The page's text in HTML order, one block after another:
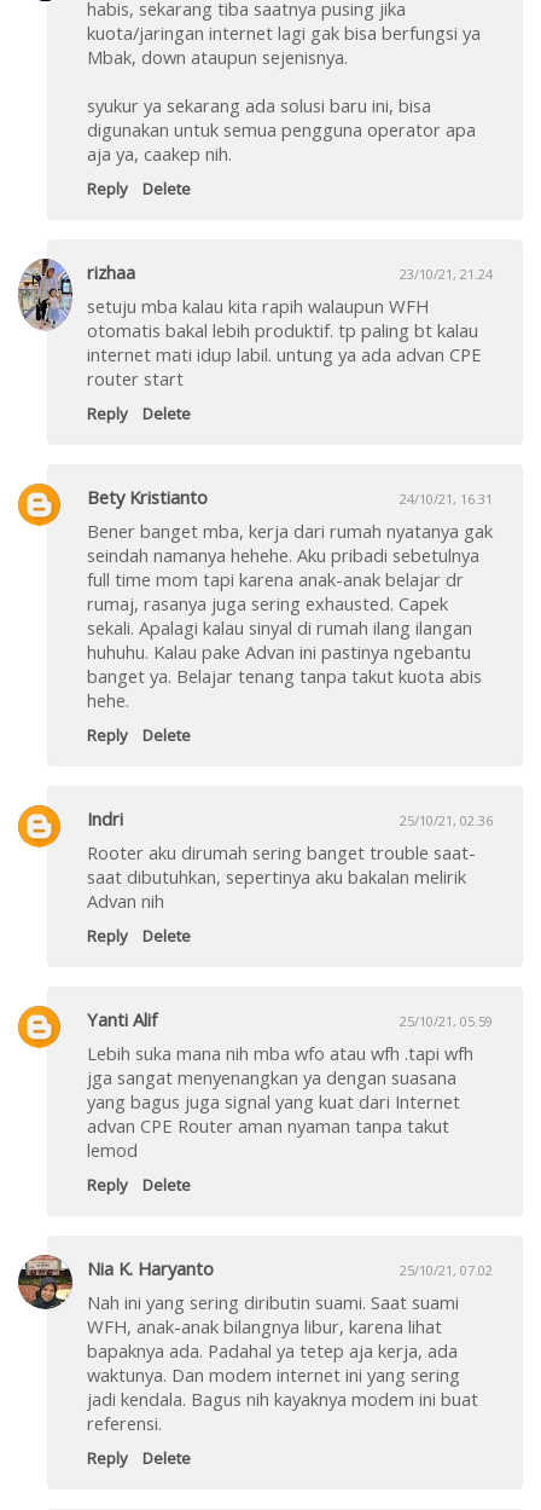
habis, sekarang tiba saatnya pusing jika
kuota/jaringan internet lagi gak bisa berfungsi ya
Mbak, down ataupun sejenisnya.
syukur ya sekarang ada solusi baru ini, bisa
digunakan untuk semua pengguna operator apa
aja ya, caakep nih.
Reply Delete
rizhaa 23/10/21, 21.24
setuju mba kalau kita rapih walaupun WFH
otomatis bakal lebih produktif. tp paling bt kalau
internet mati idup labil. untung ya ada advan CPE
router start
Reply Delete
Bety Kristianto 24/10/21, 16.31
Bener banget mba, kerja dari rumah nyatanya gak
seindah namanya hehehe. Aku pribadi sebetulnya
full time mom tapi karena anak-anak belajar dr
rumaj, rasanya juga sering exhausted. Capek
sekali. Apalagi kalau sinyal di rumah ilang ilangan
huhuhu. Kalau pake Advan ini pastinya ngebantu
banget ya. Belajar tenang tanpa takut kuota abis
hehe.
Reply Delete
Indri 25/10/21, 02.36
Rooter aku dirumah sering banget trouble saat-
saat dibutuhkan, sepertinya aku bakalan melirik
Advan nih
Reply Delete
Yanti Alif 25/10/21, 05.59
Lebih suka mana nih mba wfo atau wfh .tapi wfh
jga sangat menyenangkan ya dengan suasana
yang bagus juga signal yang kuat dari Internet
advan CPE Router aman nyaman tanpa takut
lemod
Reply Delete
Nia K. Haryanto 25/10/21, 07.02
Nah ini yang sering diributin suami. Saat suami
WFH, anak-anak bilangnya libur, karena lihat
bapaknya ada. Padahal ya tetep aja kerja, ada
waktunya. Dan modem internet ini yang sering
jadi kendala. Bagus nih kayaknya modem ini buat
referensi.
Reply Delete